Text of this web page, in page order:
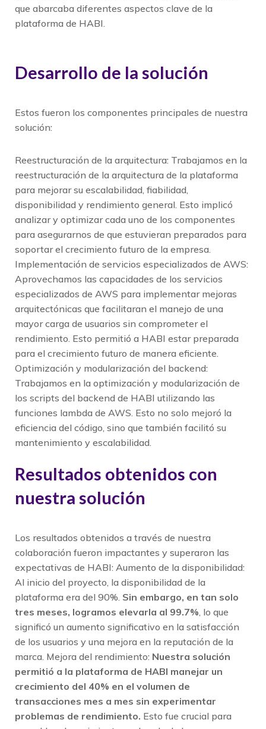
que abarcaba diferentes aspectos clave de la
plataforma de HABI.
Desarrollo de la solución
Estos fueron los componentes principales de nuestra
solución:
Reestructuración de la arquitectura: Trabajamos en la
reestructuración de la arquitectura de la plataforma
para mejorar su escalabilidad, fiabilidad,
disponibilidad y rendimiento general. Esto implicó
analizar y optimizar cada uno de los componentes
para asegurarnos de que estuvieran preparados para
soportar el crecimiento futuro de la empresa.
Implementación de servicios especializados de AWS:
Aprovechamos las capacidades de los servicios
especializados de AWS para implementar mejoras
arquitectónicas que facilitaran el manejo de una
mayor carga de usuarios sin comprometer el
rendimiento. Esto permitió a HABI estar preparada
para el crecimiento futuro de manera eficiente.
Optimización y modularización del backend:
Trabajamos en la optimización y modularización de
los scripts del backend de HABI utilizando las
funciones lambda de AWS. Esto no solo mejoró la
eficiencia del código, sino que también facilitó su
mantenimiento y escalabilidad.
Resultados obtenidos con
nuestra solución
Los resultados obtenidos a través de nuestra
colaboración fueron impactantes y superaron las
expectativas de HABI: Aumento de la disponibilidad:
Al inicio del proyecto, la disponibilidad de la
plataforma era del 90%. Sin embargo, en tan solo
tres meses, logramos elevarla al 99.7%, lo que
significó un aumento significativo en la satisfacción
de los usuarios y una mejora en la reputación de la
marca. Mejora del rendimiento: Nuestra solución
permitió a la plataforma de HABI manejar un
crecimiento del 40% en el volumen de
transacciones mes a mes sin experimentar
problemas de rendimiento. Esto fue crucial para